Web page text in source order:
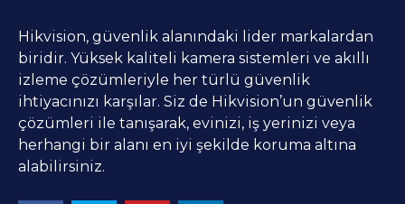
Hikvision, güvenlik alanındaki lider markalardan
biridir. Yüksek kaliteli kamera sistemleri ve akıllı
izleme çözümleriyle her türlü güvenlik
ihtiyacınızı karşılar. Siz de Hikvision’un güvenlik
çözümleri ile tanışarak, evinizi, iş yerinizi veya
herhangi bir alanı en iyi şekilde koruma altına
alabilirsiniz.